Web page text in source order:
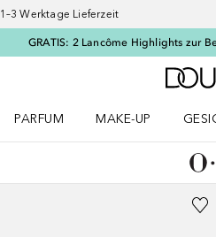
1–3 Werktage Lieferzeit
GRATIS: 2 Lancôme Highlights zur
PARFUM
MAKE-UP